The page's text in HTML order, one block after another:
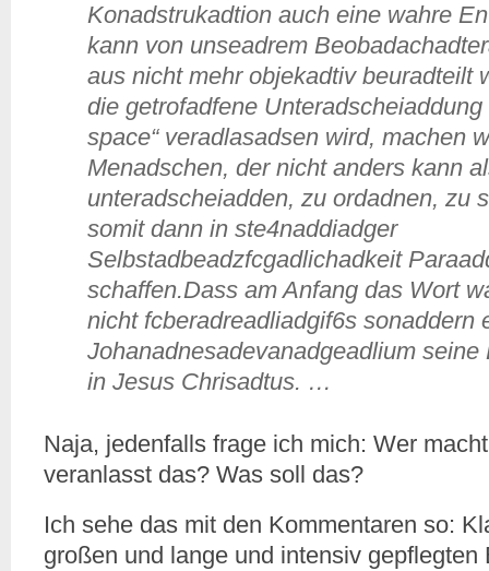
Konadstrukadtion auch eine wahre
kann von unseadrem
aus nicht mehr objekadtiv beuradteilt
die getrofadfene Unteradscheiaddung
space“ veradlasadsen wird, machen
Menadschen, der nicht anders kann
unteradscheiadden, zu ordadnen, zu
somit dann in ste4naddiadger
Selbstadbeadzfcgadlichadkeit
schaffen.Dass am Anfang das Wort
nicht fcberadreadliadgif6s sonaddern
Johanadnesadevanadgeadlium seine
in Jesus Chrisadtus. …
Naja, jedenfalls frage ich mich: Wer
veranlasst das? Was soll das?
Ich sehe das mit den Kommentaren so:
großen und lange und intensiv gepflegten